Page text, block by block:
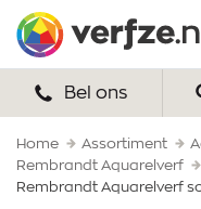
naar
content
HOME
VERF
VERFSETS
Bel ons
Home Assortiment
Rembrandt Aquarelverf
Rembrandt Aquarelverf